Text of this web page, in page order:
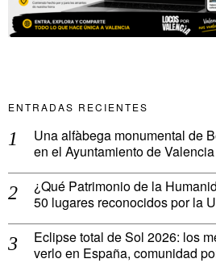
ENTRADAS RECIENTES
Una alfàbega monumental de
en el Ayuntamiento de Valencia
¿Qué Patrimonio de la
50 lugares reconocidos por la
Eclipse total de Sol 2026: los
verlo en España, comunidad